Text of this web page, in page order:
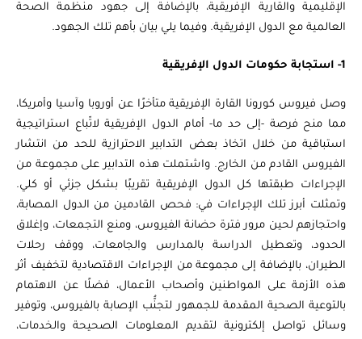
الإقليمية والقارية الإفريقية، بالإضافة إلى جهود منظمة الصحة
العالمية مع الدول الإفريقية. وفيما يلي بيان بأهم تلك الجهود.
وصل فيروس كورونا القارة الإفريقية متأخرًا عن أوروبا وآسيا وأمريكا،
مما منح فرصة -إلى حد ما- أمام الدول الإفريقية لاتّباع استراتيجية
استباقية من خلال اتخاذ بعض التدابير الاحترازية للحد من انتشار
الفيروس القادم من الخارج. واشتملت هذه التدابير على مجموعة من
الإجراءات طبقتها كل الدول الإفريقية تقريبًا بشكل جزئي أو كلي.
وتمثلت أبرز تلك الإجراءات في: فحص القادمين من الدول المصابة،
واحتجازهم لحين مرور فترة حضانة الفيروس، ومنع التجمعات، وإغلاق
الحدود، وتعطيل الدراسة بالمدارس والجامعات، ووقف رحلات
الطيران، بالإضافة إلى مجموعة من الإجراءات الاقتصادية لتخفيف أثر
هذه الأزمة على المواطنين وأصحاب الأعمال، فضلًا عن الاهتمام
بالتوعية الصحية المقدمة للجمهور لتجنُّب الإصابة بالفيروس، وتوفير
وسائل تواصل إلكترونية لتقديم المعلومات الصحيحة والخدمات،